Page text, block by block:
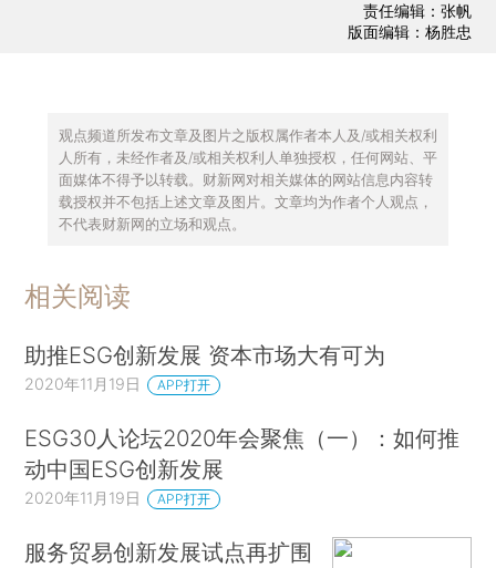
责任编辑：张帆
版面编辑：杨胜忠
观点频道所发布文章及图片之版权属作者本人及/或相关权利
人所有，未经作者及/或相关权利人单独授权，任何网站、平
面媒体不得予以转载。财新网对相关媒体的网站信息内容转
载授权并不包括上述文章及图片。文章均为作者个人观点，
不代表财新网的立场和观点。
相关阅读
助推ESG创新发展 资本市场大有可为
2020年11月19日 APP打开
ESG30人论坛2020年会聚焦（一）：如何推
动中国ESG创新发展
2020年11月19日 APP打开
服务贸易创新发展试点再扩围